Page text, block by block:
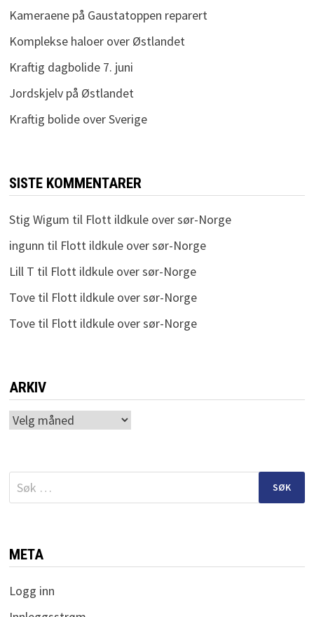
Kameraene på Gaustatoppen reparert
Komplekse haloer over Østlandet
Kraftig dagbolide 7. juni
Jordskjelv på Østlandet
Kraftig bolide over Sverige
SISTE KOMMENTARER
Stig Wigum til Flott ildkule over sør-Norge
ingunn til Flott ildkule over sør-Norge
Lill T til Flott ildkule over sør-Norge
Tovetil Flott ildkule over sør-Norge
Tovetil Flott ildkule over sør-Norge
ARKIV
Arkiv
Søk
etter:
META
Logg inn